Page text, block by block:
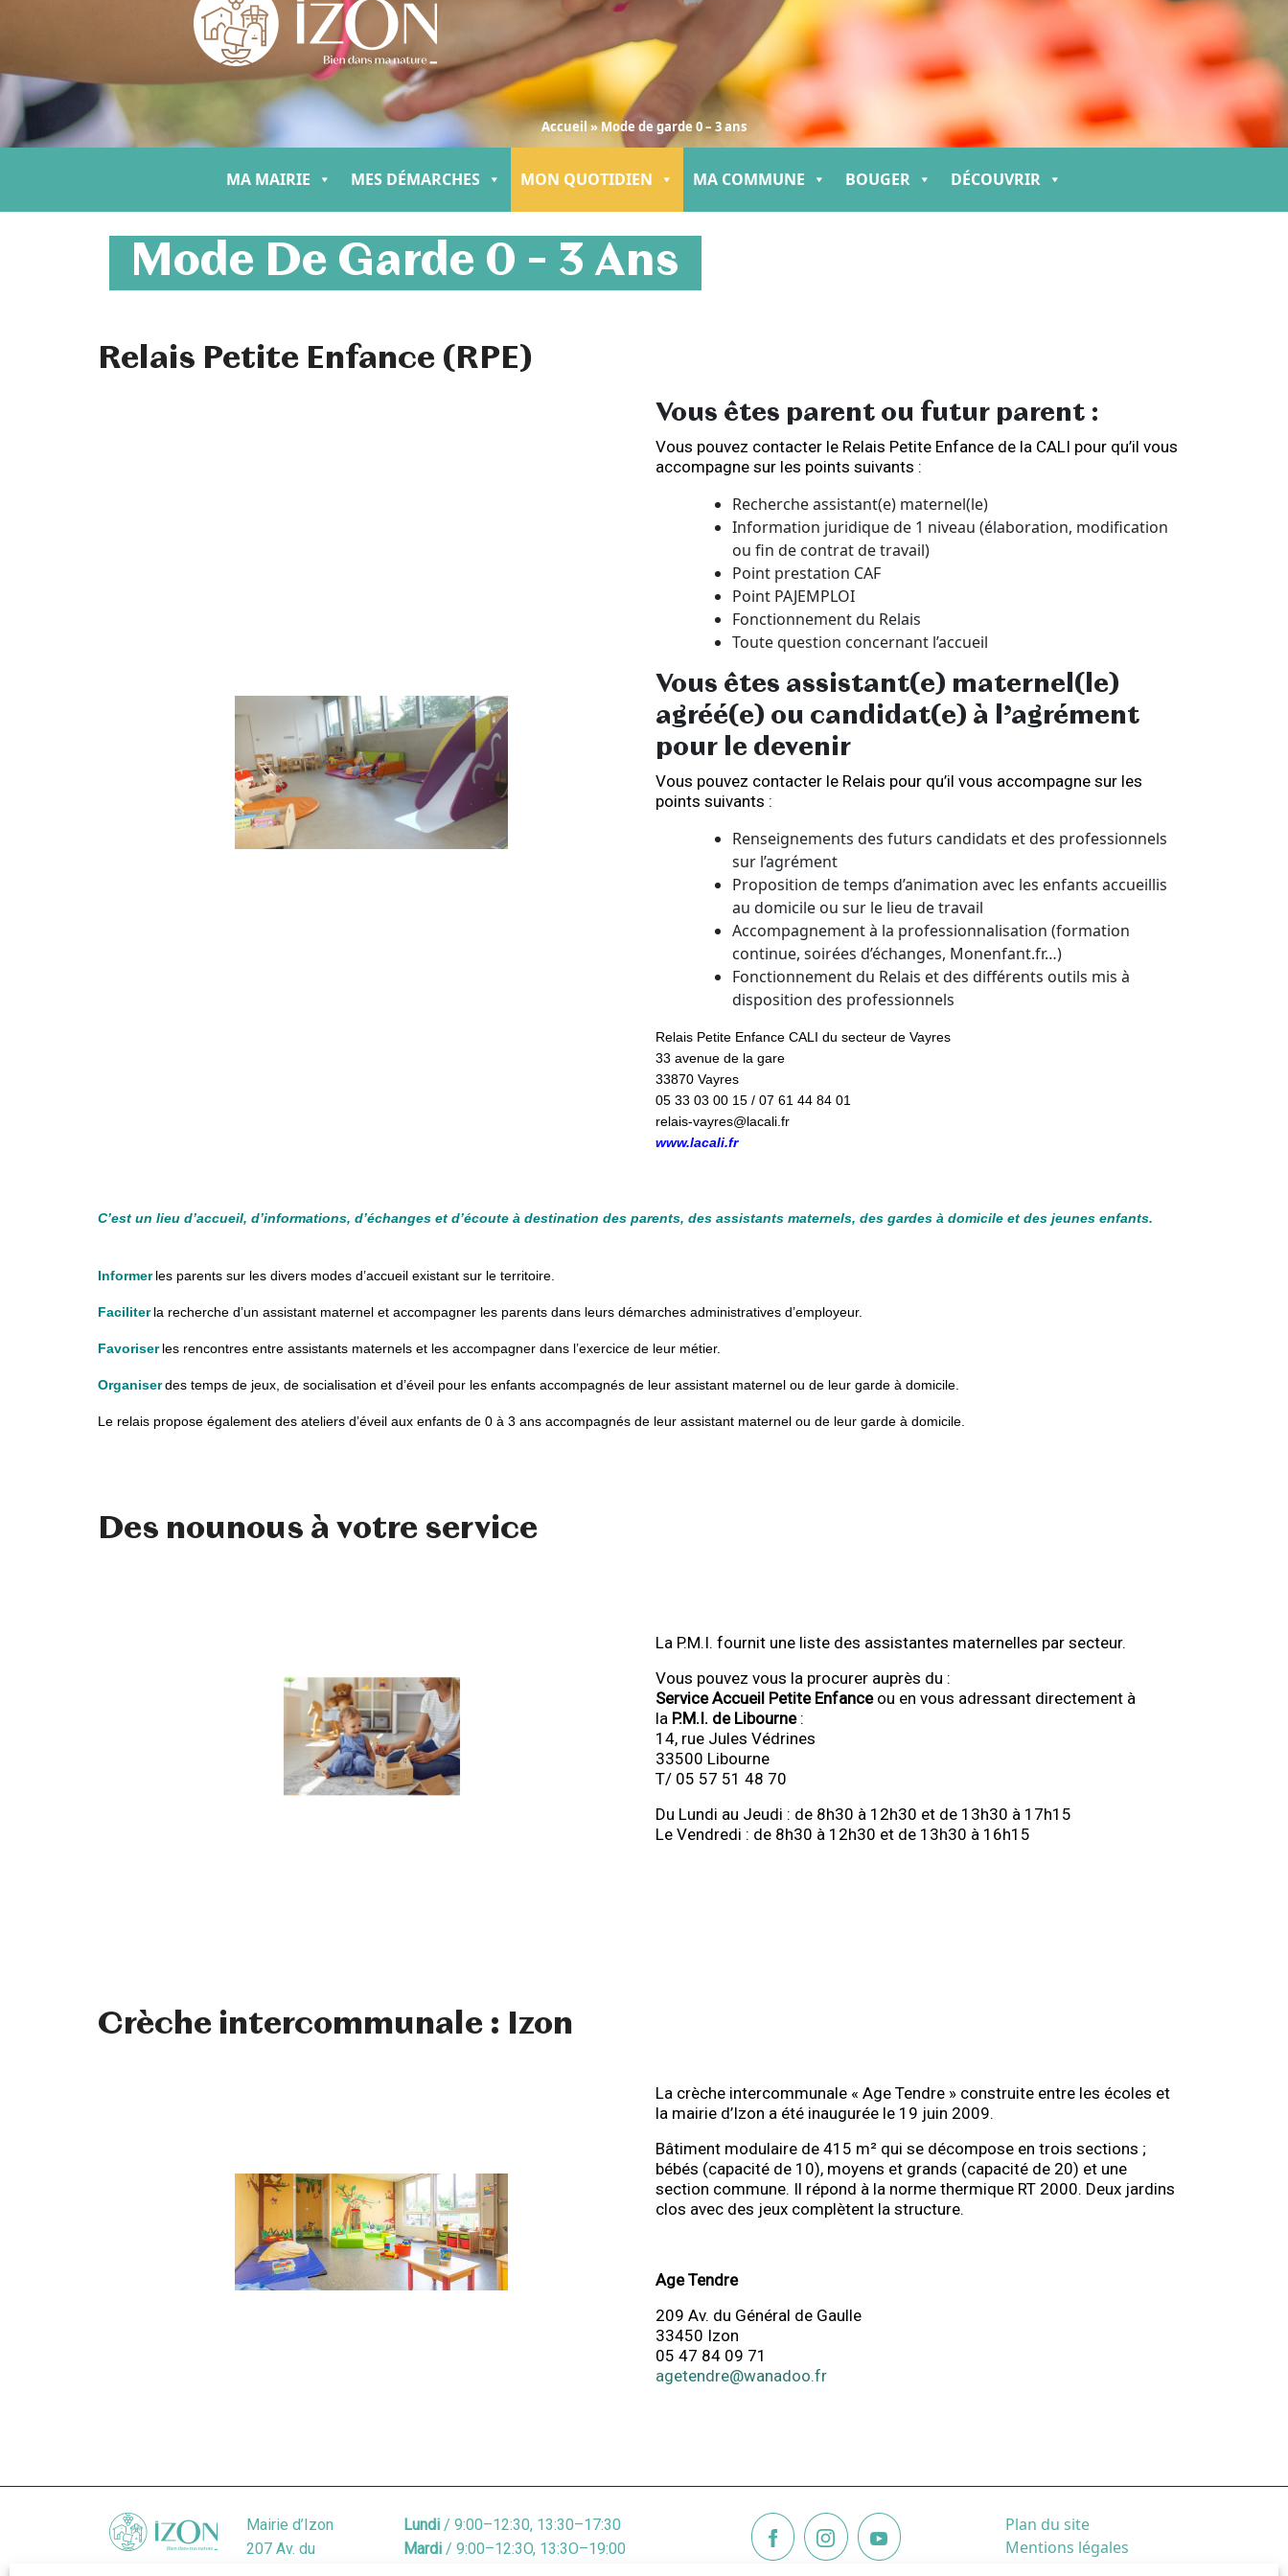
Accueil»Mode de garde 0 – 3 ans
MA MAIRIE MES DÉMARCHES MON QUOTIDIEN MA COMMUNE BOUGER DÉCOUVRIR
Mode De Garde 0 – 3 Ans
Relais Petite Enfance (RPE)
Vous êtes parent ou futur parent :
Vous pouvez contacter le Relais Petite Enfance de la CALI pour qu’il vous
accompagne sur les points suivants :
Recherche assistant(e) maternel(le)
Information juridique de 1 niveau (élaboration, modification
ou fin de contrat de travail)
Point prestation CAF
Point PAJEMPLOI
Fonctionnement du Relais
Toute question concernant l’accueil
Vous êtes assistant(e) maternel(le)
agréé(e) ou candidat(e) à l’agrément
pour le devenir
Vous pouvez contacter le Relais pour qu’il vous accompagne sur les
points suivants :
Renseignements des futurs candidats et des professionnels
sur l’agrément
Proposition de temps d’animation avec les enfants accueillis
au domicile ou sur le lieu de travail
Accompagnement à la professionnalisation (formation
continue, soirées d’échanges, Monenfant.fr…)
Fonctionnement du Relais et des différents outils mis à
disposition des professionnels
Relais Petite Enfance CALI du secteur de Vayres
33 avenue de la gare
33870 Vayres
05 33 03 00 15 / 07 61 44 84 01
relais-vayres@lacali.fr
www.lacali.fr
C’est un lieu d’accueil, d’informations, d’échanges et d’écoute à destination des parents, des assistants maternels, des gardes à domicile et des jeunes enfants.
Informerles parents sur les divers modes d’accueil existant sur le territoire.
Faciliter la recherche d’un assistant maternel et accompagner les parents dans leurs démarches administratives d’employeur.
Favoriserles rencontres entre assistants maternels et les accompagner dans l’exercice de leur métier.
Organiserdes temps de jeux, de socialisation et d’éveil pour les enfants accompagnés de leur assistant maternel ou de leur garde à domicile.
Le relais propose également des ateliers d’éveil aux enfants de 0 à 3 ans accompagnés de leur assistant maternel ou de leur garde à domicile.
Des nounous à votre service
La P.M.I. fournit une liste des assistantes maternelles par secteur.
Vous pouvez vous la procurer auprès du :
Service Accueil Petite Enfanceou en vous adressant directement à
la P.M.I. de Libourne:
14, rue Jules Védrines
33500 Libourne
T/ 05 57 51 48 70
Du Lundi au Jeudi : de 8h30 à 12h30 et de 13h30 à 17h15
Le Vendredi : de 8h30 à 12h30 et de 13h30 à 16h15
Crèche intercommunale : Izon
La crèche intercommunale « Age Tendre » construite entre les écoles et
la mairie d’Izon a été inaugurée le 19 juin 2009.
Bâtiment modulaire de 415 m² qui se décompose en trois sections ;
bébés (capacité de 10), moyens et grands (capacité de 20) et une
section commune. Il répond à la norme thermique RT 2000. Deux jardins
clos avec des jeux complètent la structure.
Age Tendre
209 Av. du Général de Gaulle
33450 Izon
05 47 84 09 71
agetendre@wanadoo.fr
Mairie d’Izon
207 Av. du
Lundi / 9:00–12:30, 13:30–17:30
Mardi / 9:00–12:3O, 13:3O–19:00
Plan du site
Mentions légales